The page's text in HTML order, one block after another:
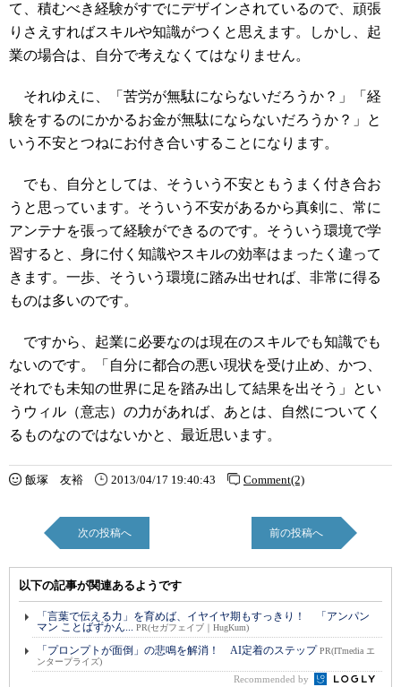
て、積むべき経験がすでにデザインされているので、頑張
りさえすればスキルや知識がつくと思えます。しかし、起
業の場合は、自分で考えなくてはなりません。
それゆえに、「苦労が無駄にならないだろうか？」「経
験をするのにかかるお金が無駄にならないだろうか？」と
いう不安とつねにお付き合いすることになります。
でも、自分としては、そういう不安ともうまく付き合お
うと思っています。そういう不安があるから真剣に、常に
アンテナを張って経験ができるのです。そういう環境で学
習すると、身に付く知識やスキルの効率はまったく違って
きます。一歩、そういう環境に踏み出せれば、非常に得る
ものは多いのです。
ですから、起業に必要なのは現在のスキルでも知識でも
ないのです。「自分に都合の悪い現状を受け止め、かつ、
それでも未知の世界に足を踏み出して結果を出そう」とい
うウィル（意志）の力があれば、あとは、自然についてく
るものなのではないかと、最近思います。
飯塚 友裕 2013/04/17 19:40:43 Comment(2)
次の投稿へ 前の投稿へ
以下の記事が関連あるようです
「言葉で伝える力」を育めば、イヤイヤ期もすっきり！ 「アンパン
マン ことばずかん... PR(セガフェイブ｜HugKum)
「プロンプトが面倒」の悲鳴を解消！ AI定着のステップPR(ITmedia エ
ンタープライズ)
Recommended by